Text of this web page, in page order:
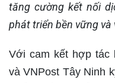
tăng cường kết nối
phát triển bền vững
Với cam kết hợp tác
và VNPost Tây Ninh